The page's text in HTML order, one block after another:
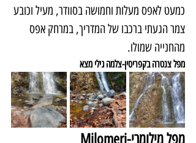
כמעט לאפס מעלות וחמושה בסוודר, מעיל וכובע
צמר הגעתי ברכבו של המדריך, במרחק אפס
מהחנייה שמולו.
מפל צנטרה בקפריסין-צלמה גילי מצא
מפל מילומרי-Milomeri